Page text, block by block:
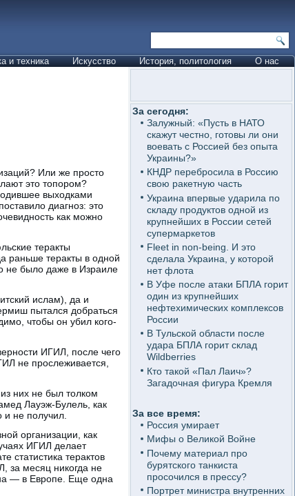
и техника Искусство История, политология О нас
Или же просто
это топором?
выходками
диагноз: это
как можно
теракты
раньше теракты в одной
не было даже в Израиле
ислам), да и
пытался добраться
чтобы он убил кого-
ИГИЛ, после чего
не прослеживается,
них не был толком
Лауэж-Булель, как
и не получил.
организации, как
ИГИЛ делает
статистика терактов
за месяц никогда не
— в Европе. Еще одна
За сегодня:
Залужный: «Пусть в НАТО
скажут честно, готовы ли они
воевать с Россией без опыта
Украины?»
КНДР перебросила в Россию
свою ракетную часть
Украина впервые ударила по
складу продуктов одной из
крупнейших в России сетей
супермаркетов
Fleet in non-being. И это
сделала Украина, у которой
нет флота
В Уфе после атаки БПЛА горит
один из крупнейших
нефтехимических комплексов
России
В Тульской области после
удара БПЛА горит склад
Wildberries
Кто такой «Пал Лаич»?
Загадочная фигура Кремля
За все время:
Россия умирает
Мифы о Великой Войне
Почему материал про
бурятского танкиста
просочился в прессу?
Портрет министра внутренних